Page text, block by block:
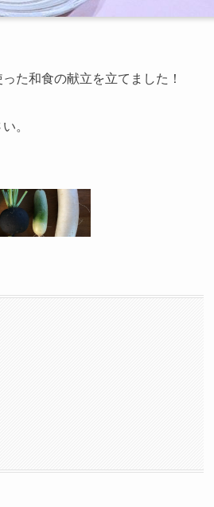
た和食の献立を立てました！
。